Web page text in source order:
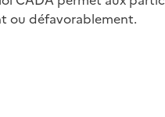
ou défavorablement.